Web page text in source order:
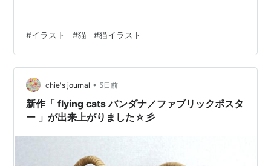
#イラスト #猫 #猫イラスト
chie's journal • 5日前
新作「 flying cats バンダナ／ファブリックポスタ
ー 」が出来上がりました☆彡